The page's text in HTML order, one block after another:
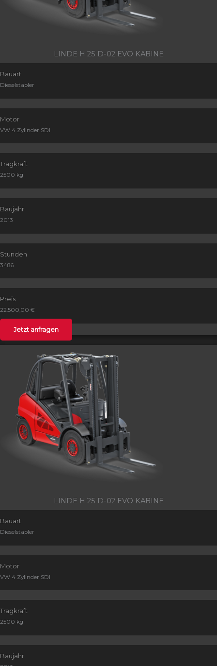
LINDE H 25 D-02 EVO KABINE
Bauart
Dieselstapler
Motor
VW 4 Zylinder SDI
Tragkraft
2500 kg
Baujahr
2013
Stunden
3486
Preis
22.500,00 €
Jetzt anfragen
LINDE H 25 D-02 EVO KABINE
Bauart
Dieselstapler
Motor
VW 4 Zylinder SDI
Tragkraft
2500 kg
Baujahr